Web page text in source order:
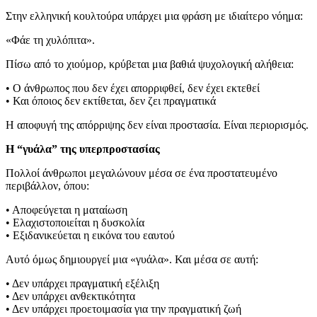
Στην ελληνική κουλτούρα υπάρχει μια φράση με ιδιαίτερο νόημα:
«Φάε τη χυλόπιτα».
Πίσω από το χιούμορ, κρύβεται μια βαθιά ψυχολογική αλήθεια:
• Ο άνθρωπος που δεν έχει απορριφθεί, δεν έχει εκτεθεί
• Και όποιος δεν εκτίθεται, δεν ζει πραγματικά
Η αποφυγή της απόρριψης δεν είναι προστασία. Είναι περιορισμός.
Η “γυάλα” της υπερπροστασίας
Πολλοί άνθρωποι μεγαλώνουν μέσα σε ένα προστατευμένο
περιβάλλον, όπου:
• Αποφεύγεται η ματαίωση
• Ελαχιστοποιείται η δυσκολία
• Εξιδανικεύεται η εικόνα του εαυτού
Αυτό όμως δημιουργεί μια «γυάλα». Και μέσα σε αυτή:
• Δεν υπάρχει πραγματική εξέλιξη
• Δεν υπάρχει ανθεκτικότητα
• Δεν υπάρχει προετοιμασία για την πραγματική ζωή